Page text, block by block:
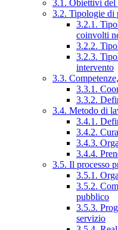
3.1. Obiettivi del
3.2. Tipologie di
3.2.1.
coinvolti
3.2.2.
3.2.3.
intervento
3.3.
3.3.1.
3.3.2.
3.4. Metodo di
3.4.1.
3.4.2.
3.4.3.
3.4.4.
3.5. Il processo
3.5.1.
3.5.2.
pubblico
3.5.3.
servizio